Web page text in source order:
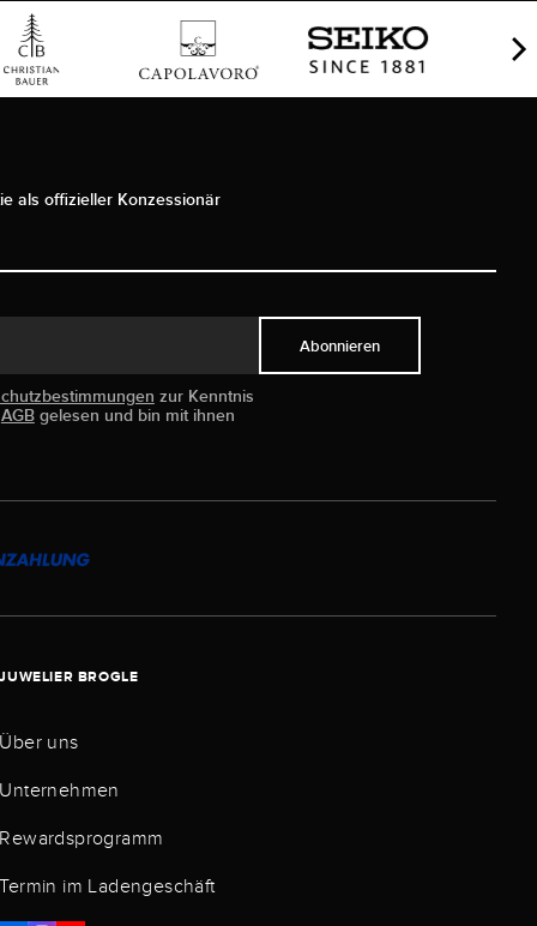
als offizieller Konzessionär
zur Kenntnis
AGBgelesen und bin mit ihnen
Abonnieren
JUWELIER BROGLE
Über uns
Unternehmen
Rewardsprogramm
Termin im Ladengeschäft